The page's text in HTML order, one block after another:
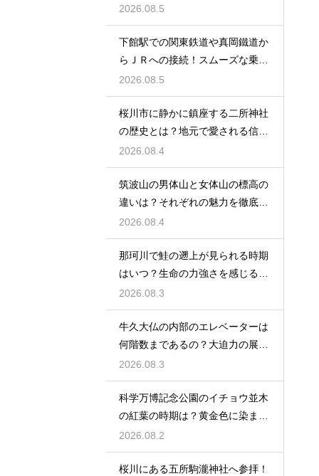
い記録
2026.08.5
下館駅での関東鉄道や真岡鐵道か
らＪＲへの接続！スムーズな乗り
換え術
2026.08.5
桜川市に静かに鎮座する二所神社
の歴史とは？地元で愛される信仰
の拠点
2026.08.4
筑波山の男体山と女体山の標高の
違いは？それぞれの魅力を徹底解
説する
2026.08.4
那珂川で鮭の遡上が見られる時期
はいつ？生命の力強さを感じる秋
の風物詩
2026.08.3
牛久大仏の内部のエレベーターは
何階数まであるの？大迫力の展望
を満喫
2026.08.3
科学万博記念公園のイチョウ並木
の紅葉の時期は？黄金色に染まる
秋の絶景
2026.08.2
桜川にある五所駒瀧神社へ参拝！